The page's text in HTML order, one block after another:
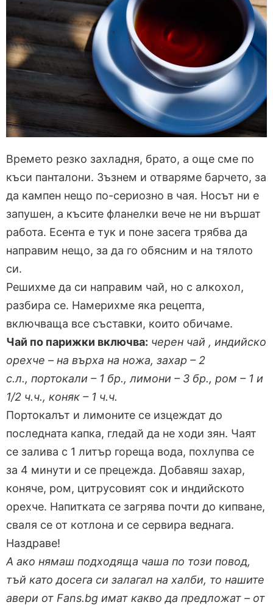
Времето резко захладня, брато, а още сме по
къси панталони. Зъзнем и отваряме барчето, за
да кампен нещо по-сериозно в чая. Носът ни е
запушен, а късите фланелки вече не ни вършат
работа. Есента е тук и поне засега трябва да
направим нещо, за да го обясним и на тялото
си.
Решихме да си направим чай, но с алкохол,
разбира се. Намерихме яка рецепта,
включваща все съставки, които обичаме.
Чай по парижки включва: черен чай , индийско
орехче – на върха на ножа, захар – 2
с.л., портокали – 1 бр., лимони – 3 бр., ром – 1 и
1/2 ч.ч., коняк – 1 ч.ч.
Портокалът и лимоните се изцеждат до
последната капка, гледай да не ходи зян. Чаят
се залива с 1 литър гореща вода, похлупва се
за 4 минути и се прецежда. Добавяш захар,
коняче, ром, цитрусовият сок и индийското
орехче. Напитката се загрява почти до кипване,
сваля се от котлона и се сервира веднага.
Наздраве!
А ако нямаш подходяща чаша по този повод,
тъй като досега си залагал на халби, то нашите
авери от Fans.bg имат какво да предложат – от